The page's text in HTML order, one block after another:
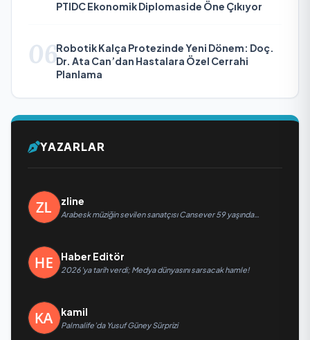
PTIDC Ekonomik Diplomaside Öne Çıkıyor
06Robotik Kalça Protezinde Yeni Dönem: Doç.
Dr. Ata Can’dan Hastalara Özel Cerrahi
Planlama
YAZARLAR
zline
Arabesk müziğin sevilen sanatçısı Cansever 59 yaşında
Haber Editör
2026’ya tarih verdi; Medya dünyasını sarsacak hamle!
kamil
Palmalife’da Yusuf Güney Sürprizi